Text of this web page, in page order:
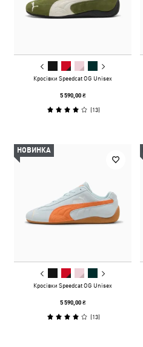
Кросівки Speedcat OG Unisex
5 590,00 ₴
(13)
НОВИНКА
Кросівки Speedcat OG Unisex
5 590,00 ₴
(13)